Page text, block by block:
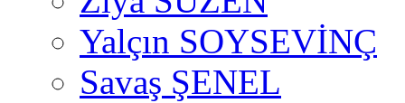
Yalçın SOYSEVİNÇ
Savaş ŞENEL